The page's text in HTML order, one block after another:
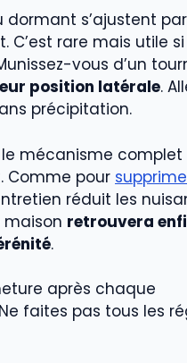
dormant s’ajustent
C’est rare mais utile
vous d’un
position latérale.
précipitation.
le mécanisme complet
Comme pour
réduit les
maison retrouvera
.
après chaque
faites pas tous les